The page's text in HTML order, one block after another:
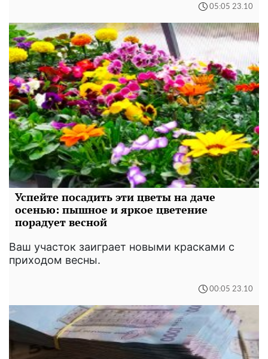
05:05 23.10
Успейте посадить эти цветы на даче
осенью: пышное и яркое цветение
порадует весной
Ваш участок заиграет новыми красками с
приходом весны.
00:05 23.10